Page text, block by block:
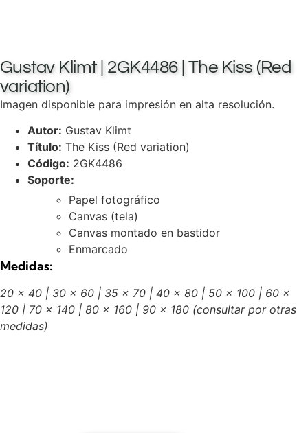
Gustav Klimt | 2GK4486 | The Kiss (Red
variation)
Imagen disponible para impresión en alta resolución.
Autor: Gustav Klimt
Título: The Kiss (Red variation)
Código: 2GK4486
Soporte:
Papel fotográfico
Canvas (tela)
Canvas montado en bastidor
Enmarcado
Medidas:
20 x 40 | 30 x 60 | 35 x 70 | 40 x 80 | 50 x 100 | 60 x
120 | 70 x 140 | 80 x 160 | 90 x 180 (consultar por otras
medidas)